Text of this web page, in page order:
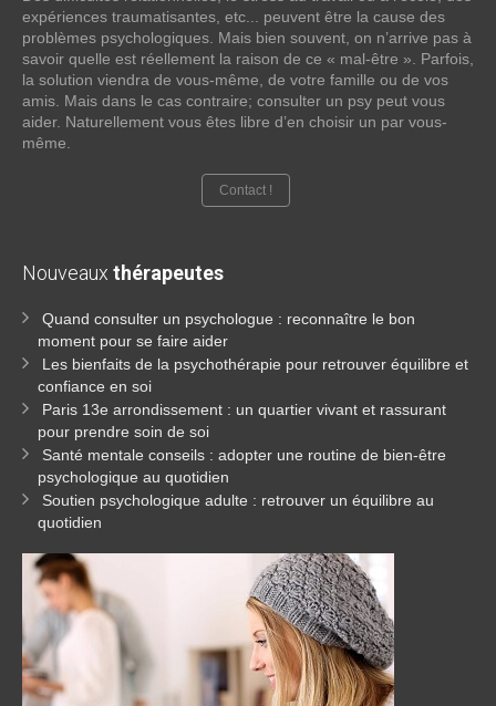
expériences traumatisantes, etc... peuvent être la cause des
problèmes psychologiques. Mais bien souvent, on n’arrive pas à
savoir quelle est réellement la raison de ce « mal-être ». Parfois,
la solution viendra de vous-même, de votre famille ou de vos
amis. Mais dans le cas contraire; consulter un psy peut vous
aider. Naturellement vous êtes libre d’en choisir un par vous-
même.
Contact !
Nouveaux thérapeutes
Quand consulter un psychologue : reconnaître le bon
moment pour se faire aider
Les bienfaits de la psychothérapie pour retrouver équilibre et
confiance en soi
Paris 13e arrondissement : un quartier vivant et rassurant
pour prendre soin de soi
Santé mentale conseils : adopter une routine de bien-être
psychologique au quotidien
Soutien psychologique adulte : retrouver un équilibre au
quotidien